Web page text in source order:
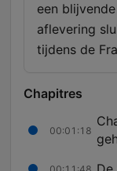
een
aflevering
tijdens de
Chapitres
00:01:18